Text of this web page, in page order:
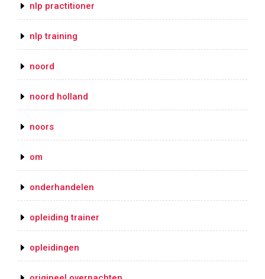
nlp practitioner
nlp training
noord
noord holland
noors
om
onderhandelen
opleiding trainer
opleidingen